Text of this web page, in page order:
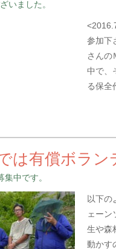
いました。
参加下
さんの
中で、
る保
は有償ボラ
集中です。
以下の
ェーン
生や森
動かす